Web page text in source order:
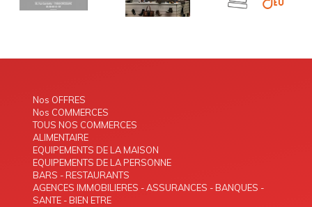
Nos OFFRES
Nos COMMERCES
TOUS NOS COMMERCES
ALIMENTAIRE
EQUIPEMENTS DE LA MAISON
EQUIPEMENTS DE LA PERSONNE
BARS - RESTAURANTS
AGENCES IMMOBILIERES - ASSURANCES - BANQUES -
TELEPHONIE - INTERIM
SANTE - BIEN ETRE